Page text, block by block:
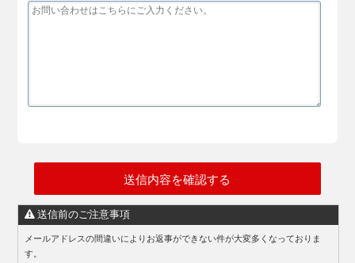
送信前のご注意事項
メールアドレスの間違いによりお返事ができない件が大変多くなっておりま
す。